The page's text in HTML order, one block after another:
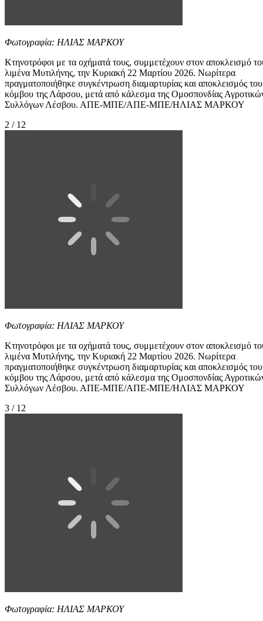
Φωτογραφία: ΗΛΙΑΣ ΜΑΡΚΟΥ
Κτηνοτρόφοι με τα οχήματά τους, συμμετέχουν στον αποκλεισμό
λιμένα Μυτιλήνης, την Κυριακή 22 Μαρτίου 2026. Νωρίτερα
πραγματοποιήθηκε συγκέντρωση διαμαρτυρίας και αποκλεισμός του
κόμβου της Λάρσου, μετά από κάλεσμα της Ομοσπονδίας
Συλλόγων Λέσβου. ΑΠΕ-ΜΠΕ/ΑΠΕ-ΜΠΕ/ΗΛΙΑΣ ΜΑΡΚΟΥ
2 / 12
Φωτογραφία: ΗΛΙΑΣ ΜΑΡΚΟΥ
Κτηνοτρόφοι με τα οχήματά τους, συμμετέχουν στον αποκλεισμό
λιμένα Μυτιλήνης, την Κυριακή 22 Μαρτίου 2026. Νωρίτερα
πραγματοποιήθηκε συγκέντρωση διαμαρτυρίας και αποκλεισμός του
κόμβου της Λάρσου, μετά από κάλεσμα της Ομοσπονδίας
Συλλόγων Λέσβου. ΑΠΕ-ΜΠΕ/ΑΠΕ-ΜΠΕ/ΗΛΙΑΣ ΜΑΡΚΟΥ
3 / 12
Φωτογραφία: ΗΛΙΑΣ ΜΑΡΚΟΥ